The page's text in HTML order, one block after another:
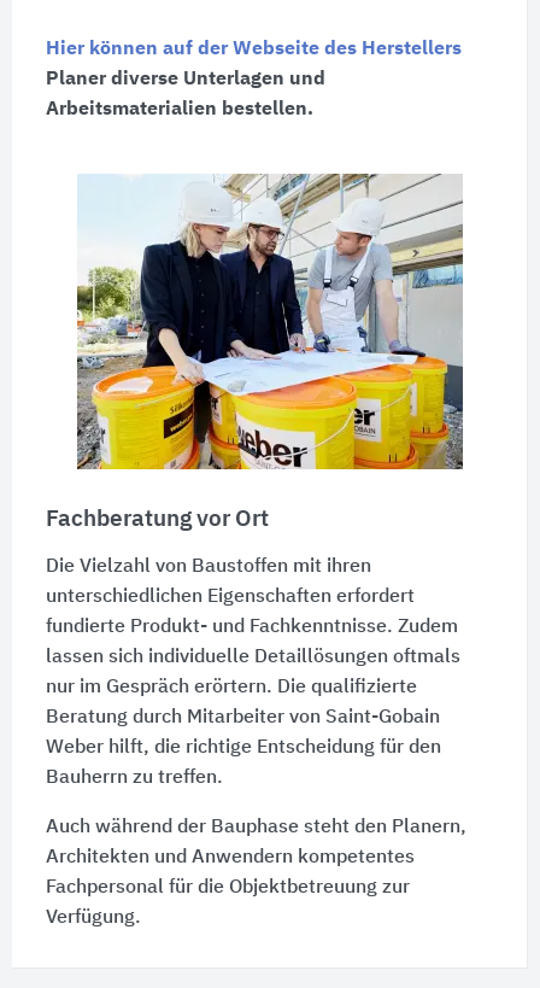
Hier können auf der Webseite des Herstellers
Planer diverse Unterlagen und
Arbeitsmaterialien bestellen.
Fachberatung vor Ort
Die Vielzahl von Baustoffen mit ihren
unterschiedlichen Eigenschaften erfordert
fundierte Produkt- und Fachkenntnisse. Zudem
lassen sich individuelle Detaillösungen oftmals
nur im Gespräch erörtern. Die qualifizierte
Beratung durch Mitarbeiter von Saint-Gobain
Weber hilft, die richtige Entscheidung für den
Bauherrn zu treffen.
Auch während der Bauphase steht den Planern,
Architekten und Anwendern kompetentes
Fachpersonal für die Objektbetreuung zur
Verfügung.